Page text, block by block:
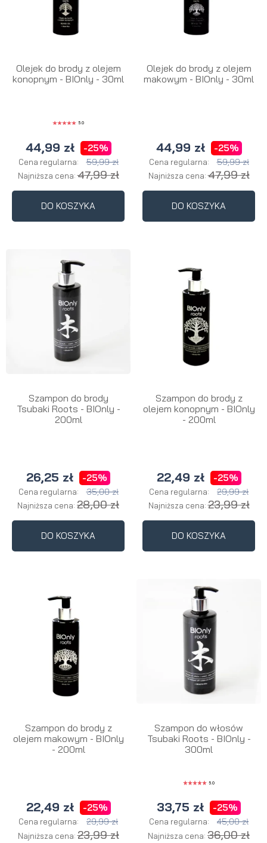
Olejek do brody z olejem
konopnym - BIOnly - 30ml
5.0
44,99 zł -25%
Cena regularna: 59,99 zł
Najniższa cena:47,99 zł
DO KOSZYKA
Olejek do brody z olejem
makowym - BIOnly - 30ml
44,99 zł -25%
Cena regularna: 59,99 zł
Najniższa cena:47,99 zł
DO KOSZYKA
Szampon do brody
Tsubaki Roots - BIOnly -
200ml
26,25 zł -25%
Cena regularna: 35,00 zł
Najniższa cena: 28,00 zł
DO KOSZYKA
Szampon do brody z
olejem konopnym - BIOnly
- 200ml
22,49 zł -25%
Cena regularna: 29,99 zł
Najniższa cena:23,99 zł
DO KOSZYKA
Szampon do brody z
olejem makowym - BIOnly
- 200ml
22,49 zł -25%
Cena regularna: 29,99 zł
Najniższa cena:23,99 zł
Szampon do włosów
Tsubaki Roots - BIOnly -
300ml
5.0
33,75 zł -25%
Cena regularna: 45,00 zł
Najniższa cena: 36,00 zł